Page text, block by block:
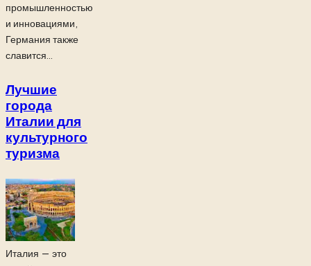
промышленностью
и инновациями,
Германия также
славится...
Лучшие
города
Италии для
культурного
туризма
Италия — это